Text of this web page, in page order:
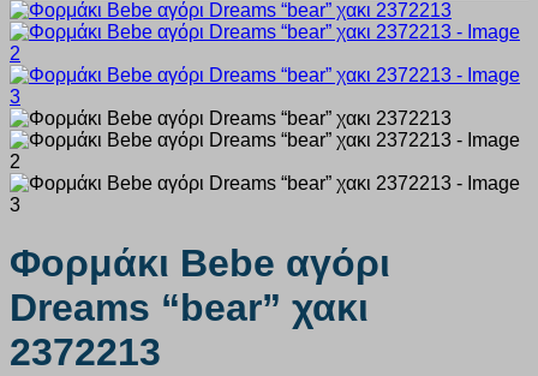
Φορμάκι Bebe αγόρι
Dreams “bear” χακι
2372213